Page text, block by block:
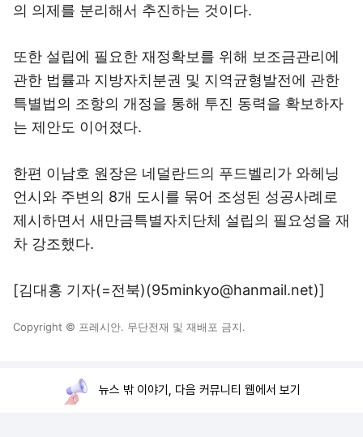
의 의제를 분리해서 추진하는 것이다.
또한 설립에 필요한 재정확보를 위해 보조금관리에
관한 법률과 지방자치분권 및 지역균형발전에 관한
특별법의 조항의 개정을 통해 투진 동력을 확보하자
는 제안도 이어졌다.
한편 이남호 원장은 네덜란드의 푸드벨리가 와헤닝
언시와 주변의 8개 도시를 묶어 조성된 성공사례로
제시하면서 새만금특별자치단체 설립의 필요성을 재
차 강조했다.
[김대홍 기자(=전북)(95minkyo@hanmail.net)]
Copyright © 프레시안. 무단전재 및 재배포 금지.
뉴스 밖 이야기, 다음 커뮤니티 웹에서 보기